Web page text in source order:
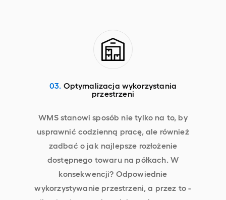
03. Optymalizacja wykorzystania
przestrzeni
WMS stanowi sposób nie tylko na to, by
usprawnić codzienną pracę, ale również
zadbać o jak najlepsze rozłożenie
dostępnego towaru na półkach. W
konsekwencji? Odpowiednie
wykorzystywanie przestrzeni, a przez to -